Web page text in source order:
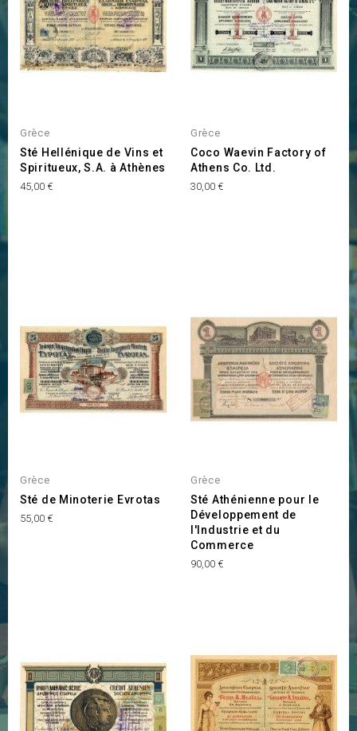
Grèce
Sté Hellénique de Vins et
Spiritueux, S.A. à Athènes
Prix
45,00 €
Grèce
Coco Waevin Factory of
Athens Co. Ltd.
Prix
30,00 €
Grèce
Sté de Minoterie Evrotas
Prix
55,00 €
Grèce
Sté Athénienne pour le
Développement de
l'Industrie et du
Commerce
Prix
90,00 €